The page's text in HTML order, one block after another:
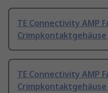
TE Connectivity AMP
Crimpkontaktgehäuse
TE Connectivity AMP
Crimpkontaktgehäuse